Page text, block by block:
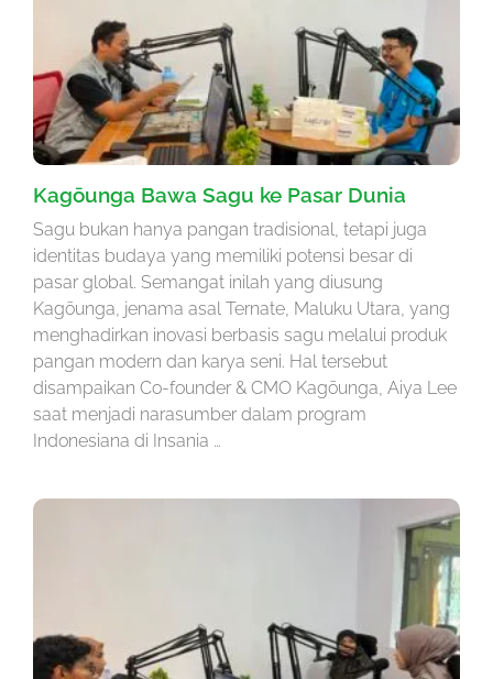
Kagōunga Bawa Sagu ke Pasar Dunia
Sagu bukan hanya pangan tradisional, tetapi juga
identitas budaya yang memiliki potensi besar di
pasar global. Semangat inilah yang diusung
Kagōunga, jenama asal Ternate, Maluku Utara, yang
menghadirkan inovasi berbasis sagu melalui produk
pangan modern dan karya seni. Hal tersebut
disampaikan Co-founder & CMO Kagōunga, Aiya Lee
saat menjadi narasumber dalam program
Indonesiana di Insania …